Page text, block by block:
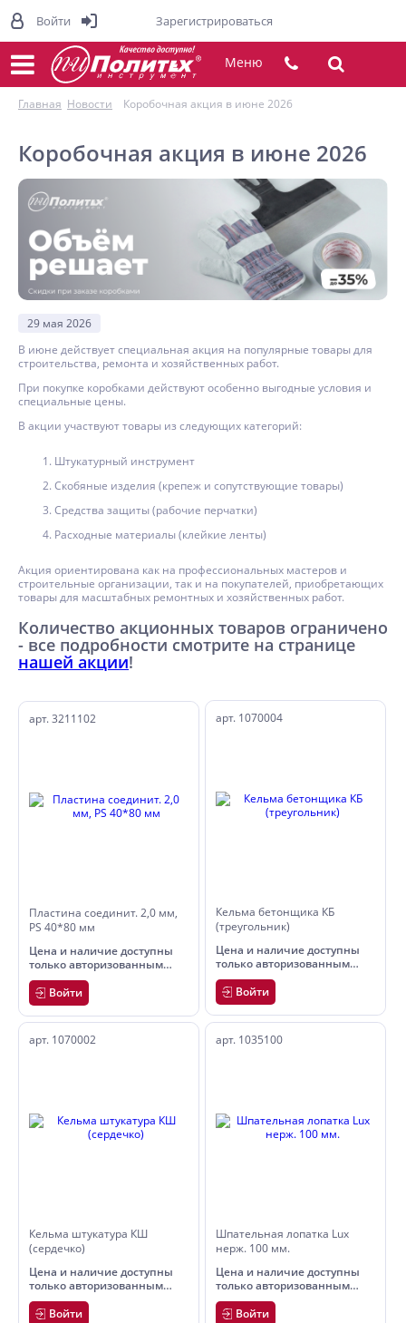
Меню
Главная Новости Коробочная акция в июне 2026
Коробочная акция в июне 2026
29 мая 2026
В июне действует специальная акция на популярные товары для
строительства, ремонта и хозяйственных работ.
При покупке коробками действуют особенно выгодные условия и
специальные цены.
В акции участвуют товары из следующих категорий:
Штукатурный инструмент
Скобяные изделия (крепеж и сопутствующие товары)
Средства защиты (рабочие перчатки)
Расходные материалы (клейкие ленты)
Акция ориентирована как на профессиональных мастеров и
строительные организации, так и на покупателей, приобретающих
товары для масштабных ремонтных и хозяйственных работ.
Количество акционных товаров ограничено
- все подробности смотрите на странице
нашей акции!
арт. 3211102
Пластина соединит. 2,0 мм,
PS 40*80 мм
Цена и наличие доступны
только авторизованным
пользователям
Войти
арт. 1070004
Кельма бетонщика КБ
(треугольник)
Цена и наличие доступны
только авторизованным
пользователям
Войти
арт. 1070002
Кельма штукатура КШ
(сердечко)
Цена и наличие доступны
только авторизованным
пользователям
Войти
арт. 1035100
Шпательная лопатка Lux
нерж. 100 мм.
Цена и наличие доступны
только авторизованным
пользователям
Войти
Войти Зарегистрироваться